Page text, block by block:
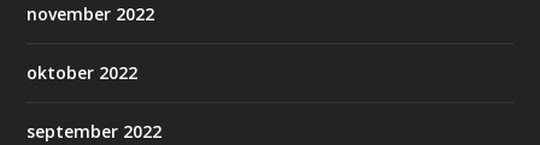
november 2022
oktober 2022
september 2022